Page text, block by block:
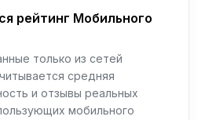
рейтинг Мобильного
только из сетей
средняя
и отзывы реальных
мобильного